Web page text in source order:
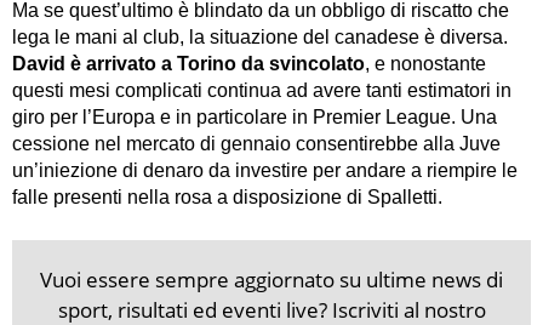
Ma se quest’ultimo è blindato da un obbligo di riscatto che
lega le mani al club, la situazione del canadese è diversa.
David è arrivato a Torino da svincolato, e nonostante
questi mesi complicati continua ad avere tanti estimatori in
giro per l’Europa e in particolare in Premier League. Una
cessione nel mercato di gennaio consentirebbe alla Juve
un’iniezione di denaro da investire per andare a riempire le
falle presenti nella rosa a disposizione di Spalletti.
Vuoi essere sempre aggiornato su ultime news di
sport, risultati ed eventi live? Iscriviti al nostro